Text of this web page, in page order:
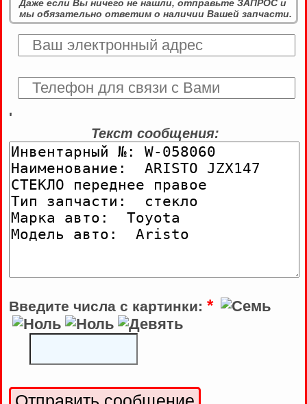
Даже если Вы ничего не нашли, отправьте ЗАПРОС и
мы обязательно ответим о наличии Вашей запчасти.
'
Текст сообщения:
Введите числа с картинки: *